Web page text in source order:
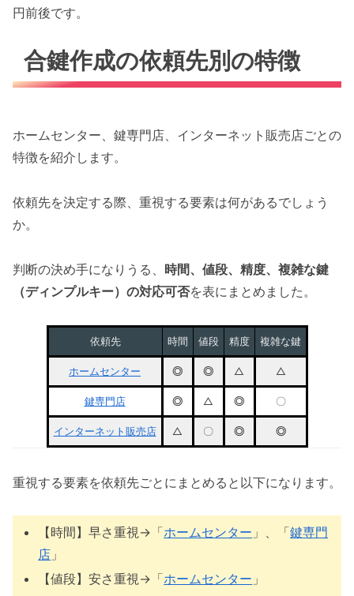
円前後です。
合鍵作成の依頼先別の特徴
ホームセンター、鍵専門店、インターネット販売店ごとの
特徴を紹介します。
依頼先を決定する際、重視する要素は何があるでしょう
か。
判断の決め手になりうる、 時間、値段、精度、複雑な鍵
（ディンプルキー）の対応可否を表にまとめました。
依頼先 時間 値段 精度 複雑な鍵
ホームセンター ◎ ◎ △ △
鍵専門店 ◎ △ ◎ 〇
インターネット販売店 △ 〇 ◎ ◎
重視する要素を依頼先ごとにまとめると以下になります。
【時間】早さ重視→「ホームセンター 」、「鍵専門
店 」
【値段】安さ重視→「ホームセンター 」